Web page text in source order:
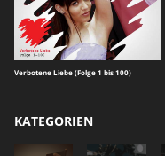
Verbotene Liebe (Folge 1 bis 100)
KATEGORIEN